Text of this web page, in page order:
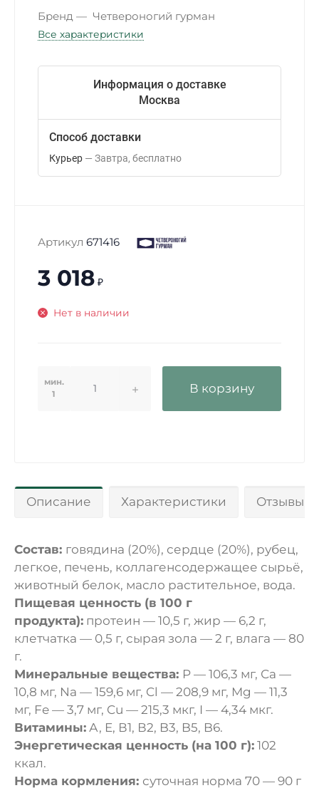
Бренд
Четвероногий гурман
Все характеристики
Информация о доставке
Москва
Способ доставки
Курьер Завтра Бесплатно
Артикул 671416
3 018 ₽
Нет в наличии
мин.
1
В корзину
Описание Характеристики Отзывы 0
Состав: говядина (20%), сердце (20%), рубец,
легкое, печень, коллагенсодержащее сырьё,
животный белок, масло растительное, вода.
Пищевая ценность (в 100 г
продукта): протеин — 10,5 г, жир — 6,2 г,
клетчатка — 0,5 г, сырая зола — 2 г, влага — 80
г.
Минеральные вещества: P — 106,3 мг, Са —
10,8 мг, Na — 159,6 мг, Cl — 208,9 мг, Mg — 11,3
мг, Fe — 3,7 мг, Cu — 215,3 мкг, I — 4,34 мкг.
Витамины: А, E, В1, В2, B3, B5, B6.
Энергетическая ценность (на 100 г): 102
ккал.
Норма кормления: суточная норма 70 — 90 г